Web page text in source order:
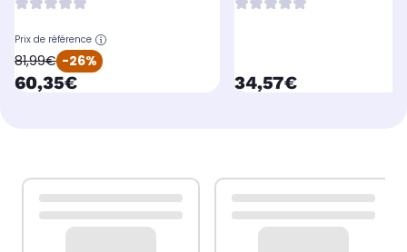
Prix de référence
oldPrice
81,99€ -26%
currentPrice
60,35€ currentPrice
34,57€